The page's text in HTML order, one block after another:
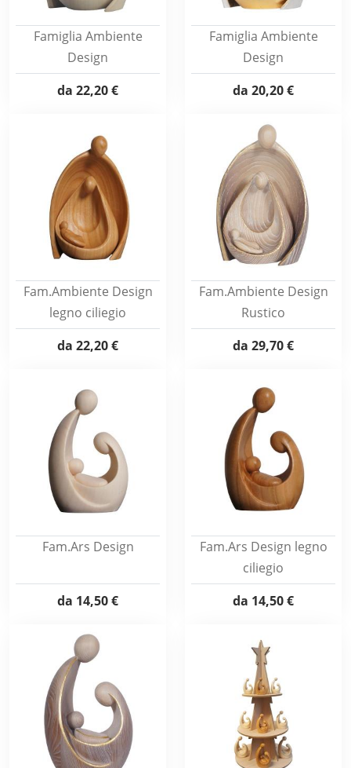
Famiglia Ambiente
Design
da 22,20 €
Famiglia Ambiente
Design
da 20,20 €
Fam.Ambiente Design
legno ciliegio
da 22,20 €
Fam.Ambiente Design
Rustico
da 29,70 €
Fam.Ars Design
da 14,50 €
Fam.Ars Design legno
ciliegio
da 14,50 €